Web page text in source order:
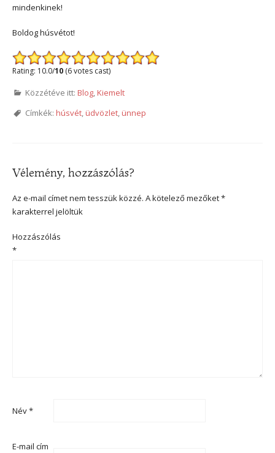
mindenkinek!
Boldog húsvétot!
Rating: 10.0/10 (6 votes cast)
Közzétéve itt: Blog,Kiemelt
Címkék: húsvét,üdvözlet,ünnep
Vélemény, hozzászólás?
Az e-mail címet nem tesszük közzé. A kötelező mezőket*
karakterrel jelöltük
Hozzászólás
*
Név*
E-mail cím